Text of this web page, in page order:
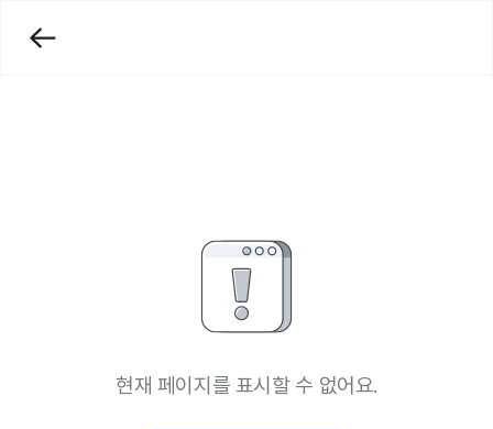
현재 페이지를 표시할 수 없어요.